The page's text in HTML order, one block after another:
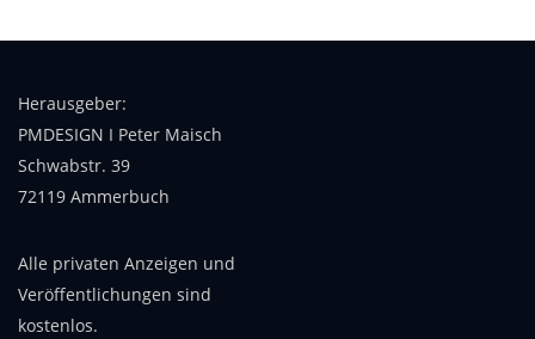
Herausgeber:
PMDESIGN I Peter Maisch
Schwabstr. 39
72119 Ammerbuch
Alle privaten Anzeigen und
Veröffentlichungen sind
kostenlos.